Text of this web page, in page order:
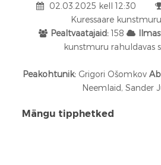
02.03.2025 kell 12:30
Kuressaare
Pealtvaatajaid: 158
kunstmuru rahuldavas
Peakohtunik:Grigori Ošomkov
Neemlaid, Sander
Mängu tipphetked